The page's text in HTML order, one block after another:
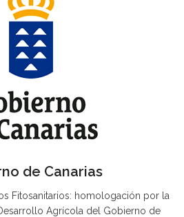
de Canarias
Fitosanitarios: homologación por la
Agrícola del Gobierno de